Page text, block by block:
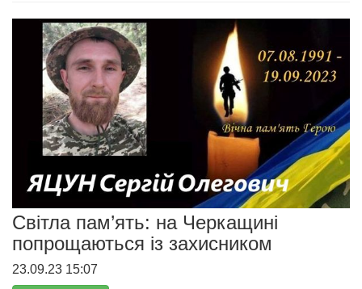
Світла пам’ять: на Черкащині
попрощаються із захисником
23.09.23 15:07